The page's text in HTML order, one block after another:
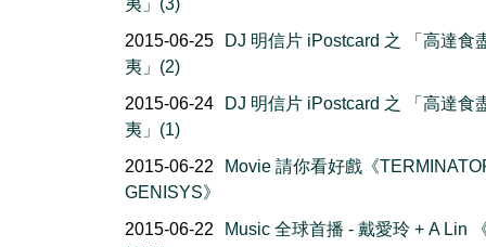
夷」(3)
2015-06-25
DJ 明信片 iPostcard 之 「高達食
夷」(2)
2015-06-24
DJ 明信片 iPostcard 之 「高達食
夷」(1)
2015-06-22
Movie 請你看好戲《
GENISYS》
2015-06-22
Music 全球首播 - 戴愛玲 + A Lin